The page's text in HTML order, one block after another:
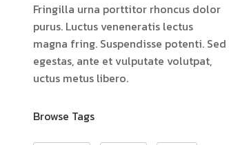
Fringilla urna porttitor rhoncus dolor
purus. Luctus veneneratis lectus
magna fring. Suspendisse potenti. Sed
egestas, ante et vulputate volutpat,
uctus metus libero.
Browse Tags